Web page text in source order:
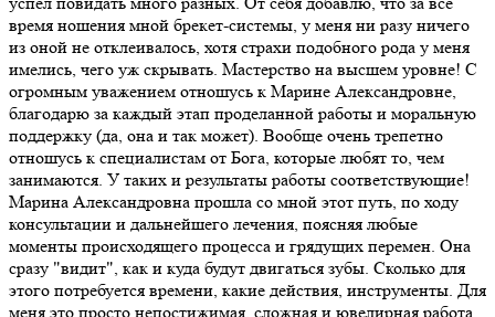
время ношения мной брекет-системы, у меня ни разу ничего
из оной не отклеивалось, хотя страхи подобного рода у меня
имелись, чего уж скрывать. Мастерство на высшем уровне! С
огромным уважением отношусь к Марине Александровне,
благодарю за каждый этап проделанной работы и моральную
поддержку (да, она и так может). Вообще очень трепетно
отношусь к специалистам от Бога, которые любят то, чем
занимаются. У таких и результаты работы соответствующие!
Марина Александровна прошла со мной этот путь, по ходу
консультации и дальнейшего лечения, поясняя любые
моменты происходящего процесса и грядущих перемен. Она
сразу "видит", как и куда будут двигаться зубы. Сколько для
этого потребуется времени, какие действия, инструменты. Для
меня это просто непостижимая, сложная и ювелирная работа